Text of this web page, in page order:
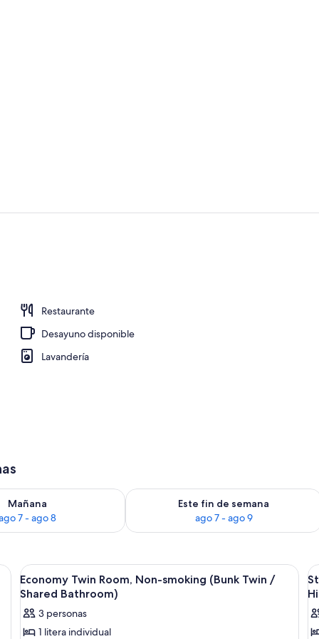
Restaurante
Desayuno disponible
Lavandería
Mañana
7 - ago 8
para mañana ago 7 - ago 8
Este fin de semana
ago 7 - ago 9
Consulta la disponibilidad para este
de madera y alfombra azul.
Ver
todas
las
fotos
Habitación de hotel con literas, un
1
Economy Twin Room, Non-smoking (Bunk Twin /
Shared Bathroom)
3 personas
1 litera individual